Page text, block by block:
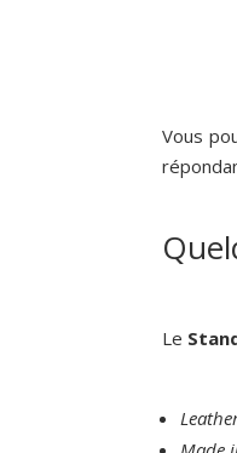
Vous
Le